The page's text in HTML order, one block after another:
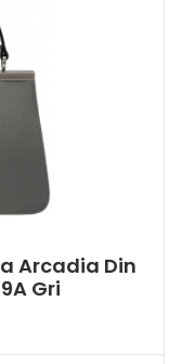
Arcadia Din
Gri